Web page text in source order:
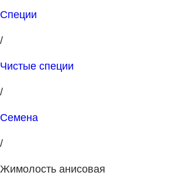
Специи
/
Чистые специи
/
Семена
/
Жимолость анисовая